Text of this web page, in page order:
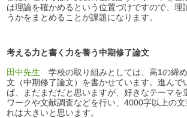
は理論を確かめるという位置づけですので、理
うかをまとめることが課題になります。
考える力と書く力を養う中期修了論文
田中先生 学校の取り組みとしては、高1の締
文（中期修了論文）を書かせています。進んで
ば、まだまだだと思いますが、好きなテーマを
ワークや文献調査などを行い、4000字以上の
れは大きいと思います。